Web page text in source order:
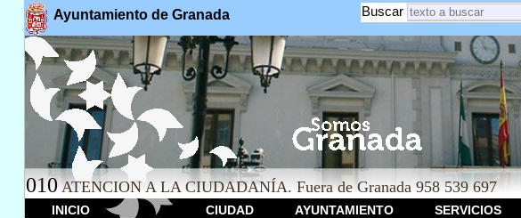
Ayuntamiento de Granada Buscar
010 ATENCION A LA CIUDADANÍA. Fuera de Granada 958 539 697
INICIO CIUDAD AYUNTAMIENTO SERVICIOS